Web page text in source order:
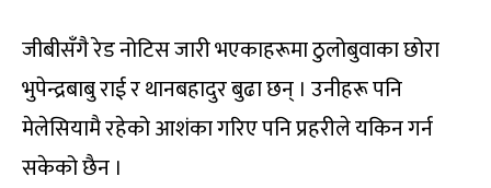
जीबीसँगै रेड नोटिस जारी भएकाहरूमा ठुलोबुवाका छोरा
भुपेन्द्रबाबु राई र थानबहादुर बुढा छन् । उनीहरू पनि
मेलेसियामै रहेको आशंका गरिए पनि प्रहरीले यकिन गर्न
सकेको छैन ।